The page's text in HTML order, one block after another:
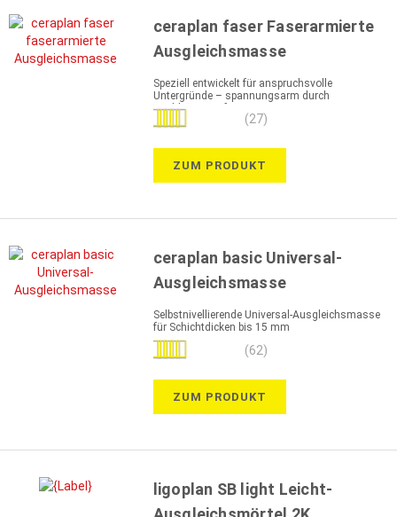
ceraplan faser Faserarmierte
Ausgleichsmasse
Speziell entwickelt für anspruchsvolle
Untergründe – spannungsarm durch
Hochleistungsfaser
Bewertung: (27)
ZUM PRODUKT
ceraplan basic Universal-
Ausgleichsmasse
Selbstnivellierende Universal-Ausgleichsmasse
für Schichtdicken bis 15 mm
Bewertung:
(62)
ZUM PRODUKT
ligoplan SB light Leicht-